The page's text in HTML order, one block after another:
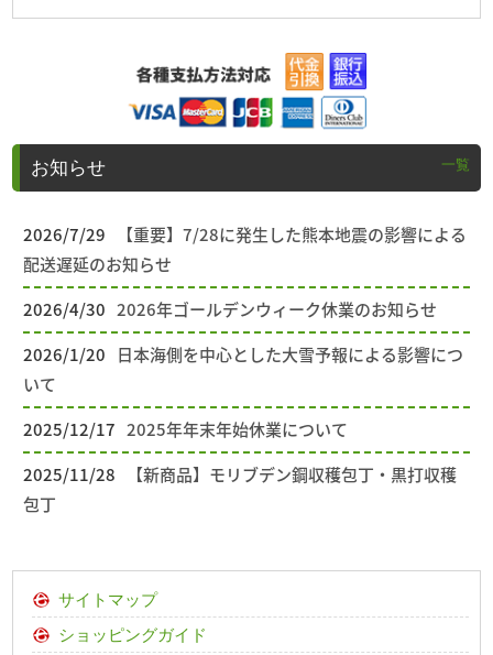
お知らせ 一覧
2026/7/29
【重要】7/28に発生した熊本地震の影響による
配送遅延のお知らせ
2026/4/30 2026年ゴールデンウィーク休業のお知らせ
2026/1/20
日本海側を中心とした大雪予報による影響につ
いて
2025/12/17 2025年年末年始休業について
2025/11/28
【新商品】モリブデン鋼収穫包丁・黒打収穫
包丁
サイトマップ
ショッピングガイド